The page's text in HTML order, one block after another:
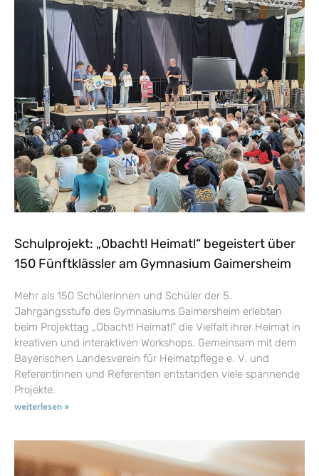
Schulprojekt: „Obacht! Heimat!“ begeistert über
150 Fünftklässler am Gymnasium Gaimersheim
Mehr als 150 Schülerinnen und Schüler der 5.
Jahrgangsstufe des Gymnasiums Gaimersheim erlebten
beim Projekttag „Obacht! Heimat!“ die Vielfalt ihrer Heimat in
kreativen und interaktiven Workshops. Gemeinsam mit dem
Bayerischen Landesverein für Heimatpflege e. V. und
Referentinnen und Referenten entstanden viele spannende
Projekte.
weiterlesen »